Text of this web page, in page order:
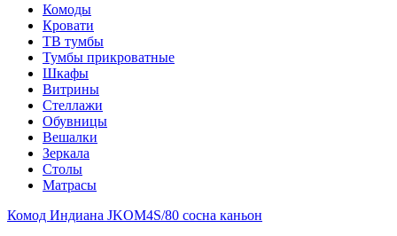
Комоды
Кровати
ТВ тумбы
Тумбы прикроватные
Шкафы
Витрины
Стеллажи
Обувницы
Вешалки
Зеркала
Столы
Матрасы
Комод Индиана JKOM4S/80 сосна каньон